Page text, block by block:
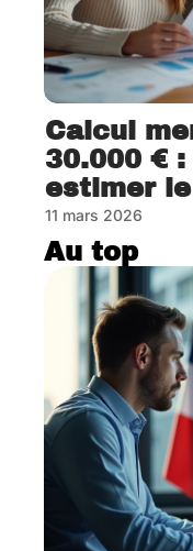
Calcul
30.000 €
estimer
11 mars 2026
Au top